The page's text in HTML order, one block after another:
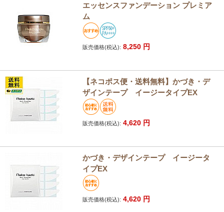
エッセンスファンデーション プレミア
ム
販売価格(税込): 8,250 円
【ネコポス便・送料無料】かづき・デ
ザインテープ イージータイプEX
販売価格(税込): 4,620 円
かづき・デザインテープ イージータ
イプEX
販売価格(税込): 4,620 円